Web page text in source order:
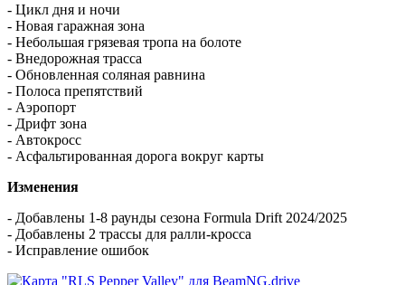
- Цикл дня и ночи
- Новая гаражная зона
- Небольшая грязевая тропа на болоте
- Внедорожная трасса
- Обновленная соляная равнина
- Полоса препятствий
- Аэропорт
- Дрифт зона
- Автокросс
- Асфальтированная дорога вокруг карты
Изменения
- Добавлены 1-8 раунды сезона Formula Drift 2024/2025
- Добавлены 2 трассы для ралли-кросса
- Исправление ошибок